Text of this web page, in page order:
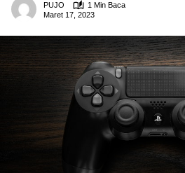
PUJO
1 Min Baca
Maret 17, 2023